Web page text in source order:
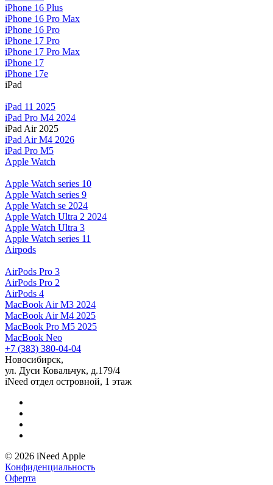
iPhone 16 Plus
iPhone 16 Pro Max
iPhone 16 Pro
iPhone 17 Pro
iPhone 17 Pro Max
iPhone 17
iPhone 17e
iPad
iPad 11 2025
iPad Pro M4 2024
iPad Air 2025
iPad Air M4 2026
iPad Pro M5
Apple Watch
Apple Watch series 10
Apple Watch series 9
Apple Watch se 2024
Apple Watch Ultra 2 2024
Apple Watch Ultra 3
Apple Watch series 11
Airpods
AirPods Pro 3
AirPods Pro 2
AirPods 4
MacBook Air M3 2024
MacBook Air M4 2025
MacBook Pro M5 2025
MacBook Neo
+7 (383) 380-04-04
Новосибирск,
ул. Дуси Ковальчук, д.179/4
iNeed отдел островной, 1 этаж
© 2026 iNeed Apple
Конфиденциальность
Оферта